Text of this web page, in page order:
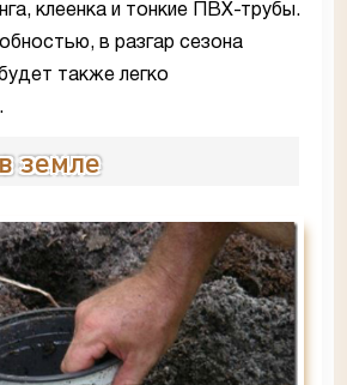
клеенка и тонкие ПВХ-трубы.
в разгар сезона
также легко
земле